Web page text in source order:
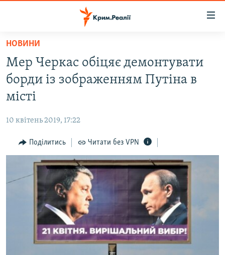
Перейти
основного
матеріалу
Перейти
до
основної
Перейти
до
ВОДА.КРИМ
ВІДЕО ТА ФОТО
БЛОГИ
ПОГЛЯД
ІНТЕРВ'Ю
ВСЕ ЗА ДЕНЬ
СПЕЦПРОЕКТИ
ДЕПОРТАЦІЯ
ВІДЕОУРОКИ «ELIFBE»
ЯК ОБІЙТИ БЛОКУВАННЯ
Русский
НОВИНИ
Мер Черкас обіцяє демонтувати
борди із зображенням Путіна в
місті
10 квітень 2019, 17:22
Поділитись Читати без VPN